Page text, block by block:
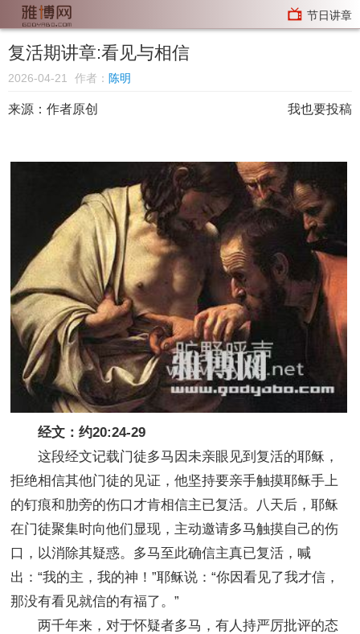
节日讲章
复活期讲章:看见与相信
2026-04-21 作者： 陈明
来源： 作者原创 我也要投稿
经文：约20:24-29
这段经文记载门徒多马因未亲眼见到复活的耶稣，
拒绝相信其他门徒的见证，他坚持要亲手触摸耶稣手上
的钉痕和肋旁的伤口才肯相信主已复活。八天后，耶稣
在门徒聚集时向他们显现，主动邀请多马触摸自己的伤
口，以消除其疑惑。多马至此确信主真已复活，喊
出：“我的主，我的神！”耶稣说：“你因看见了我才信，
那没有看见就信的有福了。”
两千年来，对于怀疑者多马，有人持严厉批评的态